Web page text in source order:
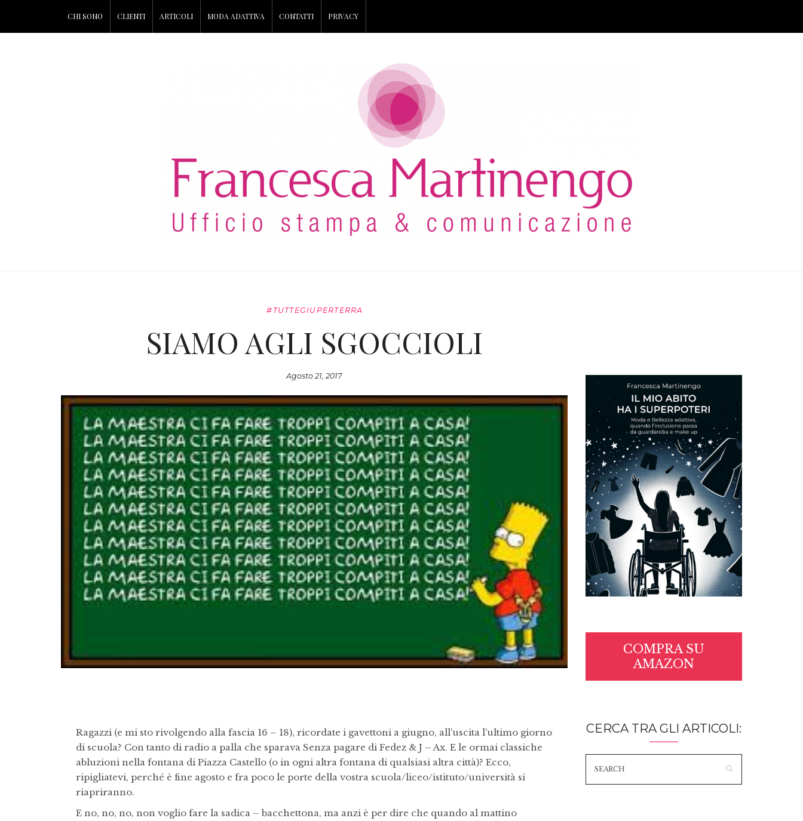
CHI SONO CLIENTI ARTICOLI MODA ADATTIVA CONTATTI PRIVACY
#TUTTEGIUPERTERRA
SIAMO AGLI SGOCCIOLI
Agosto 21, 2017
Ragazzi (e mi sto rivolgendo alla fascia 16 – 18), ricordate i gavettoni a giugno, all’uscita l’ultimo giorno
di scuola? Con tanto di radio a palla che sparava Senza pagare di Fedez & J – Ax. E le ormai classiche
abluzioni nella fontana di Piazza Castello (o in ogni altra fontana di qualsiasi altra città)? Ecco,
ripigliatevi, perché è fine agosto e fra poco le porte della vostra scuola/liceo/istituto/università si
riapriranno.
E no, no, no, non voglio fare la sadica – bacchettona, ma anzi è per dire che quando al mattino
COMPRA SU
AMAZON
CERCA TRA GLI ARTICOLI: